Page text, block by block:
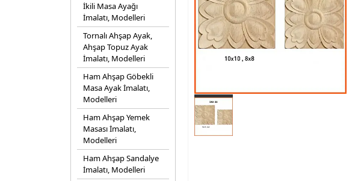
İkili Masa Ayağı
İmalatı, Modelleri
Tornalı Ahşap Ayak,
Ahşap Topuz Ayak
İmalatı, Modelleri
Ham Ahşap Göbekli
Masa Ayak İmalatı,
Modelleri
Ham Ahşap Yemek
Masası İmalatı,
Modelleri
Ham Ahşap Sandalye
İmalatı, Modelleri